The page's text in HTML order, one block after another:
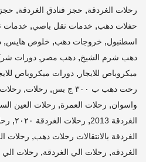
رحلات الغردقة, حجز فنادق الغردقة,
حفلات دهب, خدمات نقل باصي, خدمات
اسطنبول, خروجات دهب, خلوص هايس,
دهب شرم الشيخ, دهب مصر , دورات
ميكروباص للايجار , دورات ميكروباص للايجار
رحت دهب ب ٣٠٠ ج بس , رحلات,
واسوان, رحلات العمرة, رحلات العين
الغردقة 2013
, رحلات الغردقة ٢٠٢٠ ,
الغردقة بالانتقالات رحلات دهب, رحلات
الغردقه, رحلات الي الغردقة, رحلات